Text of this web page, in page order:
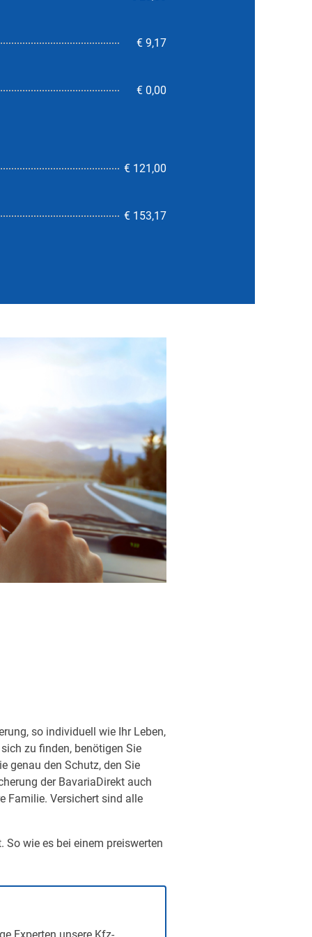
€ 9,17
€ 0,00
€ 121,00
€ 153,177,9
so individuell wie Ihr Leben,
zu finden, benötigen Sie
genau den Schutz, den Sie
der BavariaDirekt auch
Familie. Versichert sind alle
So wie es bei einem preiswerten